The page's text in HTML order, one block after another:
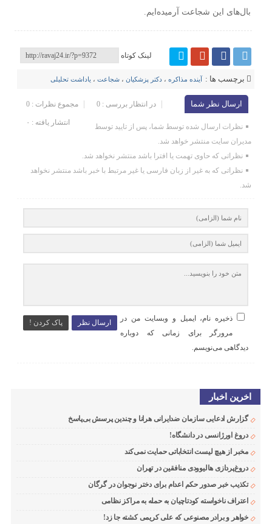
بال‌های این شجاعت آرمیده‌ایم.
لینک کوتاه
برچسب ها : آینده مذاکره ،دکتر پزشکیان ،شجاعت ، یاداشت تحلیلی
ارسال نظر شما مجموع نظرات : 0 در انتظار بررسی : 0
انتشار یافته : ۰
نظرات ارسال شده توسط شما، پس از تایید توسط
مدیران سایت منتشر خواهد شد.
نظراتی که حاوی تهمت یا افترا باشد منتشر نخواهد شد.
نظراتی که به غیر از زبان فارسی یا غیر مرتبط با خبر باشد منتشر نخواهد
شد.
ارسال نظر پاک کردن !
ذخیره نام، ایمیل و وبسایت من در
مرورگر برای زمانی که دوباره
دیدگاهی می‌نویسم.
اخرین اخبار
گزارش ادعایی سازمان ضدایرانی هرانا و چندین پرسش بی‌پاسخ
دروغ اورژانسی در دانشگاه!
مخبر از هیچ لیست انتخاباتی حمایت نمی‌کند
دروغ‌پردازی هالیوودی منافقین در تهران
تکذیب خبر صدور حکم اعدام برای دختر نوجوان در گرگان
اعتراف ناخواسته کودتاچیان به حمله به مراکز نظامی
خواهر و برادر مصنوعی که علی کریمی کشته جا زد!